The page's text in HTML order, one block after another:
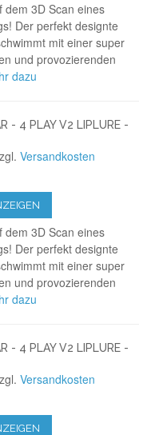
dem 3D Scan eines
Der perfekt designte
mit einer super
und provozierenden
dazu
- 4 PLAY V2 LIPLURE -
Versandkosten
dem 3D Scan eines
Der perfekt designte
mit einer super
und provozierenden
dazu
- 4 PLAY V2 LIPLURE -
Versandkosten